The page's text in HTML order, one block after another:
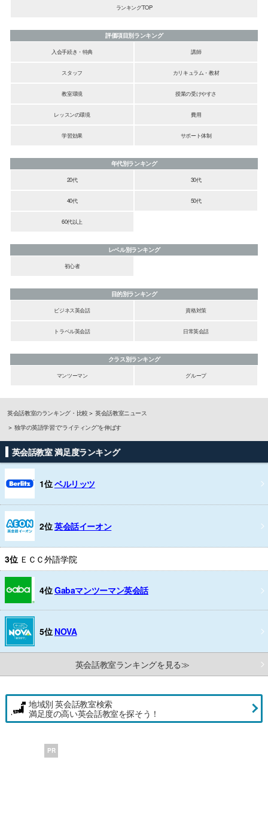
ランキングTOP
評価項目別ランキング
入会手続き・特典
講師
スタッフ カリキュラム・教材
教室環境 授業の受けやすさ
レッスンの環境 費用
学習効果 サポート体制
年代別ランキング
20代
30代
40代 50代
60代以上
レベル別ランキング
初心者
目的別ランキング
ビジネス英会話
資格対策
トラベル英会話 日常英会話
クラス別ランキング
マンツーマン
グループ
英会話教室のランキング・比較
英会話教室ニュース
独学の英語学習で“ライティング”を伸ばす
英会話教室 満足度ランキング
1位ベルリッツ
2位英会話イーオン
3位 ＥＣＣ外語学院
4位Gabaマンツーマン英会話
5位 NOVA
英会話教室ランキングを見る≫
地域別 英会話教室検索
満足度の高い英会話教室を探そう！
PR